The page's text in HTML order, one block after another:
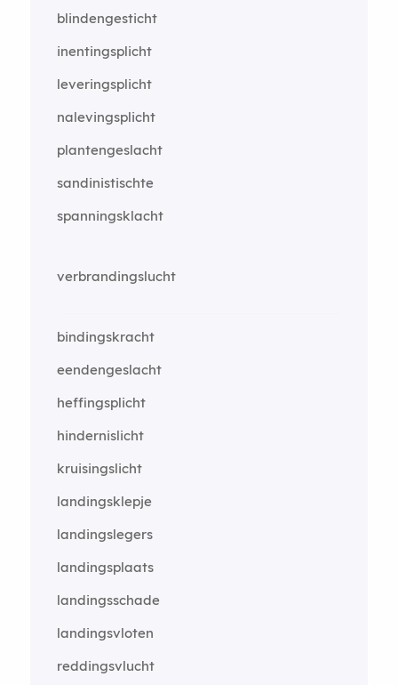
blindengesticht
inentingsplicht
leveringsplicht
nalevingsplicht
plantengeslacht
sandinistischte
spanningsklacht
verbrandingslucht
bindingskracht
eendengeslacht
heffingsplicht
hindernislicht
kruisingslicht
landingsklepje
landingslegers
landingsplaats
landingsschade
landingsvloten
reddingsvlucht